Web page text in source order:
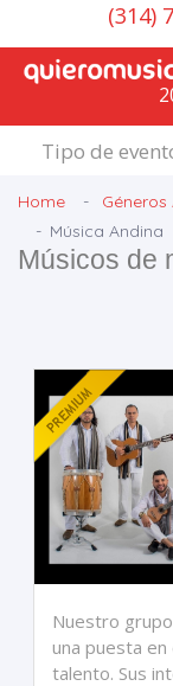
(314)
Tipo de
Home
Música Andina
Músicos de
Nuestro
una puesta
talento. Sus